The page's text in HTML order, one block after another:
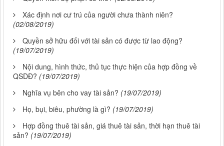
Xác định nơi cư trú của người chưa thành niên?
(02/08/2019)
Quyền sở hữu đối với tài sản có được từ lao động?
(19/07/2019)
Nội dung, hình thức, thủ tục thực hiện của hợp đồng về
QSDĐ? (19/07/2019)
Nghĩa vụ bên cho vay tài sản? (19/07/2019)
Họ, bụi, biêu, phường là gì? (19/07/2019)
Hợp đồng thuê tài sản, giá thuê tài sản, thời hạn thuê tài
sản? (19/07/2019)